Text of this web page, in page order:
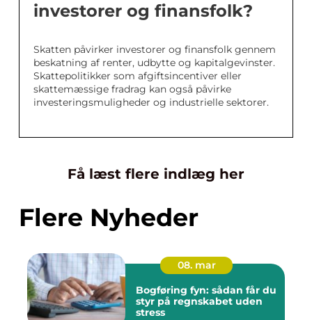
investorer og finansfolk?
Skatten påvirker investorer og finansfolk gennem
beskatning af renter, udbytte og kapitalgevinster.
Skattepolitikker som afgiftsincentiver eller
skattemæssige fradrag kan også påvirke
investeringsmuligheder og industrielle sektorer.
Få læst flere indlæg her
Flere Nyheder
08. mar
Bogføring fyn: sådan får du
styr på regnskabet uden
stress